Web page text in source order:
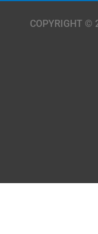
COPYRIGHT ©